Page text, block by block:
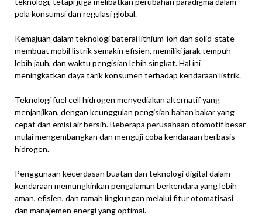
pola konsumsi dan regulasi global.
Kemajuan dalam teknologi baterai lithium-ion dan solid-state
membuat mobil listrik semakin efisien, memiliki jarak tempuh
lebih jauh, dan waktu pengisian lebih singkat. Hal ini
meningkatkan daya tarik konsumen terhadap kendaraan listrik.
Teknologi fuel cell hidrogen menyediakan alternatif yang
menjanjikan, dengan keunggulan pengisian bahan bakar yang
cepat dan emisi air bersih. Beberapa perusahaan otomotif besar
mulai mengembangkan dan menguji coba kendaraan berbasis
hidrogen.
Penggunaan kecerdasan buatan dan teknologi digital dalam
kendaraan memungkinkan pengalaman berkendara yang lebih
aman, efisien, dan ramah lingkungan melalui fitur otomatisasi
dan manajemen energi yang optimal.